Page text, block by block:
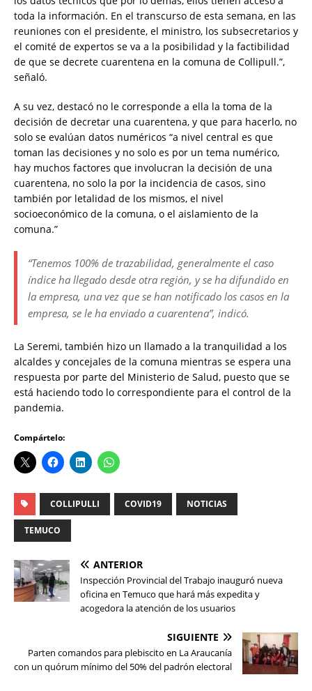
toda la información. En el transcurso de esta semana, en las
reuniones con el presidente, el ministro, los subsecretarios y
el comité de expertos se va a la posibilidad y la factibilidad
de que se decrete cuarentena en la comuna de Collipull.”,
señaló.
A su vez, destacó no le corresponde a ella la toma de la
decisión de decretar una cuarentena, y que para hacerlo, no
solo se evalúan datos numéricos “a nivel central es que
toman las decisiones y no solo es por un tema numérico,
hay muchos factores que involucran la decisión de una
cuarentena, no solo la por la incidencia de casos, sino
también por letalidad de los mismos, el nivel
socioeconómico de la comuna, o el aislamiento de la
comuna.”
“Tenemos 100% de trazabilidad, generalmente el caso
índice ha llegado desde otra región, y se ha difundido en
la empresa, una vez que se han notificado los casos en la
empresa, se le ha enviado a cuarentena”, indicó.
La Seremi, también hizo un llamado a la tranquilidad a los
alcaldes y concejales de la comuna mientras se espera una
respuesta por parte del Ministerio de Salud, puesto que se
está haciendo todo lo correspondiente para el control de la
pandemia.
Compártelo:
COLLIPULLI COVID19 NOTICIAS
TEMUCO
ANTERIOR
Inspección Provincial del Trabajo inauguró nueva
oficina en Temuco que hará más expedita y
acogedora la atención de los usuarios
SIGUIENTE
Parten comandos para plebiscito en La Araucanía
con un quórum mínimo del 50% del padrón electoral